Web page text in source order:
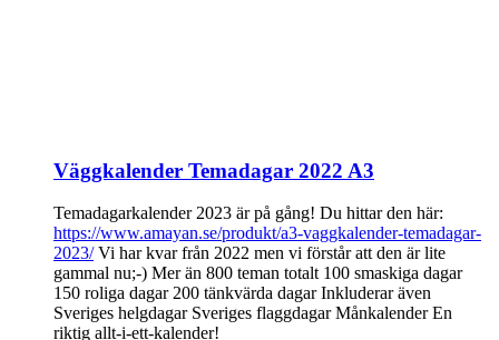
Väggkalender Temadagar 2022 A3
Temadagarkalender 2023 är på gång! Du hittar den här:
https://www.amayan.se/produkt/a3-vaggkalender-temadagar-
2023/Vi har kvar från 2022 men vi förstår att den är lite
gammal nu;-) Mer än 800 teman totalt 100 smaskiga dagar
150 roliga dagar 200 tänkvärda dagar Inkluderar även
Sveriges helgdagar Sveriges flaggdagar Månkalender En
riktig allt-i-ett-kalender!